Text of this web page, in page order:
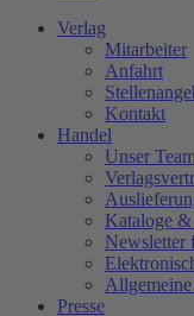
Verlag
Mitarbeiter
Anfahrt
Kontakt
Handel
Unser Team
Kataloge
Newsletter
Presse